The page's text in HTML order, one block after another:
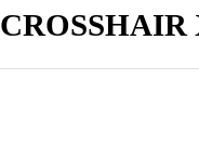
CROSSHAIR